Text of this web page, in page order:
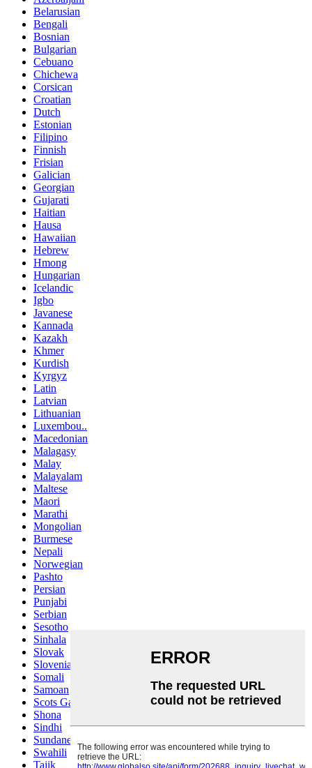
Belarusian
Bengali
Bosnian
Bulgarian
Cebuano
Chichewa
Corsican
Croatian
Dutch
Estonian
Filipino
Finnish
Frisian
Galician
Georgian
Gujarati
Haitian
Hausa
Hawaiian
Hebrew
Hmong
Hungarian
Icelandic
Igbo
Javanese
Kannada
Kazakh
Khmer
Kurdish
Kyrgyz
Latin
Latvian
Lithuanian
Luxembou..
Macedonian
Malagasy
Malay
Malayalam
Maltese
Maori
Marathi
Mongolian
Burmese
Nepali
Norwegian
Pashto
Persian
Punjabi
Serbian
Sesotho
Sinhala
Slovak
Slovenian
Somali
Samoan
Scots Gaelic
Shona
Sindhi
Sundanese
Swahili
Tajik